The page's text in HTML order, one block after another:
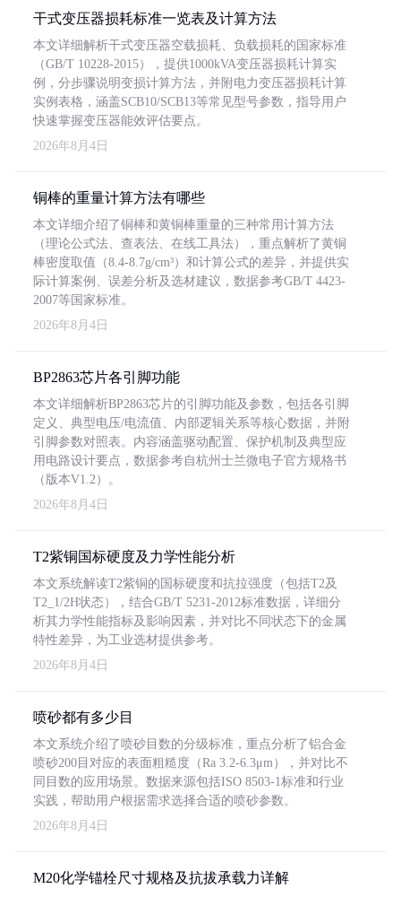
干式变压器损耗标准一览表及计算方法
本文详细解析干式变压器空载损耗、负载损耗的国家标准
（GB/T 10228-2015），提供1000kVA变压器损耗计算实
例，分步骤说明变损计算方法，并附电力变压器损耗计算
实例表格，涵盖SCB10/SCB13等常见型号参数，指导用户
快速掌握变压器能效评估要点。
2026年8月4日
铜棒的重量计算方法有哪些
本文详细介绍了铜棒和黄铜棒重量的三种常用计算方法
（理论公式法、查表法、在线工具法），重点解析了黄铜
棒密度取值（8.4-8.7g/cm³）和计算公式的差异，并提供实
际计算案例、误差分析及选材建议，数据参考GB/T 4423-
2007等国家标准。
2026年8月4日
BP2863芯片各引脚功能
本文详细解析BP2863芯片的引脚功能及参数，包括各引脚
定义、典型电压/电流值、内部逻辑关系等核心数据，并附
引脚参数对照表。内容涵盖驱动配置、保护机制及典型应
用电路设计要点，数据参考自杭州士兰微电子官方规格书
（版本V1.2）。
2026年8月4日
T2紫铜国标硬度及力学性能分析
本文系统解读T2紫铜的国标硬度和抗拉强度（包括T2及
T2_1/2H状态），结合GB/T 5231-2012标准数据，详细分
析其力学性能指标及影响因素，并对比不同状态下的金属
特性差异，为工业选材提供参考。
2026年8月4日
喷砂都有多少目
本文系统介绍了喷砂目数的分级标准，重点分析了铝合金
喷砂200目对应的表面粗糙度（Ra 3.2-6.3μm），并对比不
同目数的应用场景。数据来源包括ISO 8503-1标准和行业
实践，帮助用户根据需求选择合适的喷砂参数。
2026年8月4日
M20化学锚栓尺寸规格及抗拔承载力详解